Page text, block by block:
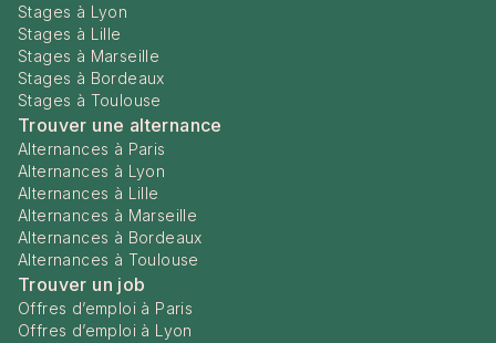
Stages à Lyon
Stages à Lille
Stages à Marseille
Stages à Bordeaux
Stages à Toulouse
Trouver une alternance
Alternances à Paris
Alternances à Lyon
Alternances à Lille
Alternances à Marseille
Alternances à Bordeaux
Alternances à Toulouse
Trouver un job
Offres d’emploi à Paris
Offres d’emploi à Lyon